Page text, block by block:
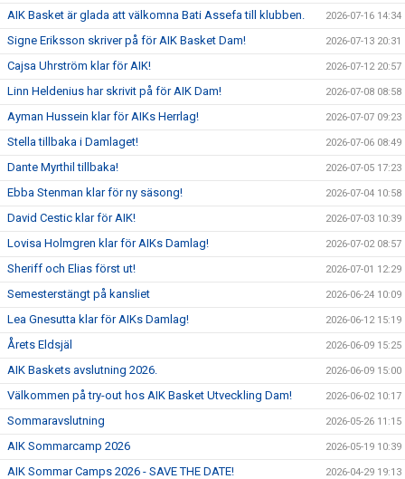
AIK Basket är glada att välkomna Bati Assefa till klubben. 2026-07-16 14:34
Signe Eriksson skriver på för AIK Basket Dam! 2026-07-13 20:31
Cajsa Uhrström klar för AIK! 2026-07-12 20:57
Linn Heldenius har skrivit på för AIK Dam! 2026-07-08 08:58
Ayman Hussein klar för AIKs Herrlag! 2026-07-07 09:23
Stella tillbaka i Damlaget! 2026-07-06 08:49
Dante Myrthil tillbaka! 2026-07-05 17:23
Ebba Stenman klar för ny säsong! 2026-07-04 10:58
David Cestic klar för AIK! 2026-07-03 10:39
Lovisa Holmgren klar för AIKs Damlag! 2026-07-02 08:57
Sheriff och Elias först ut! 2026-07-01 12:29
Semesterstängt på kansliet 2026-06-24 10:09
Lea Gnesutta klar för AIKs Damlag! 2026-06-12 15:19
Årets Eldsjäl 2026-06-09 15:25
AIK Baskets avslutning 2026. 2026-06-09 15:00
Välkommen på try-out hos AIK Basket Utveckling Dam! 2026-06-02 10:17
Sommaravslutning 2026-05-26 11:15
AIK Sommarcamp 2026 2026-05-19 10:39
AIK Sommar Camps 2026 - SAVE THE DATE! 2026-04-29 19:13